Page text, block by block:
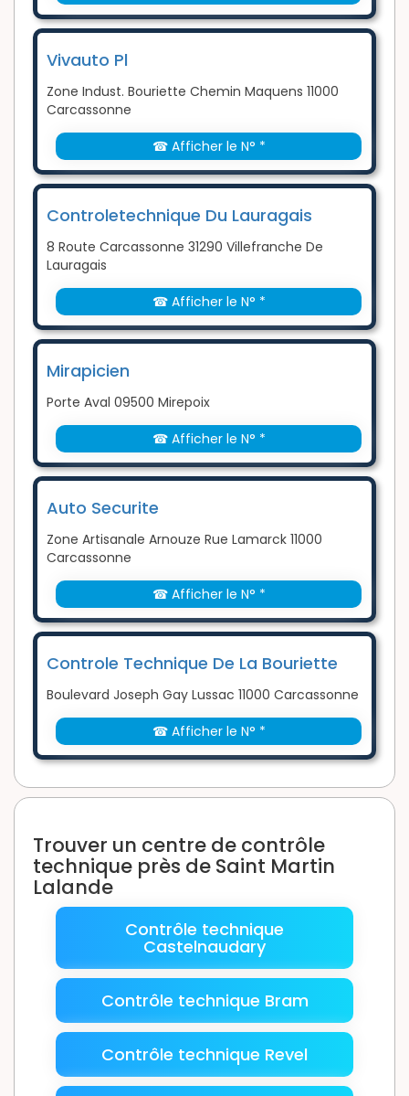
Vivauto Pl
Zone Indust. Bouriette Chemin Maquens 11000
Carcassonne
☎ Afficher le N° *
Controletechnique Du Lauragais
8 Route Carcassonne 31290 Villefranche De
Lauragais
☎ Afficher le N° *
Mirapicien
Porte Aval 09500 Mirepoix
☎ Afficher le N° *
Auto Securite
Zone Artisanale Arnouze Rue Lamarck 11000
Carcassonne
☎ Afficher le N° *
Controle Technique De La Bouriette
Boulevard Joseph Gay Lussac 11000 Carcassonne
☎ Afficher le N° *
Trouver un centre de contrôle
technique près de Saint Martin
Lalande
Contrôle technique
Castelnaudary
Contrôle technique Bram
Contrôle technique Revel